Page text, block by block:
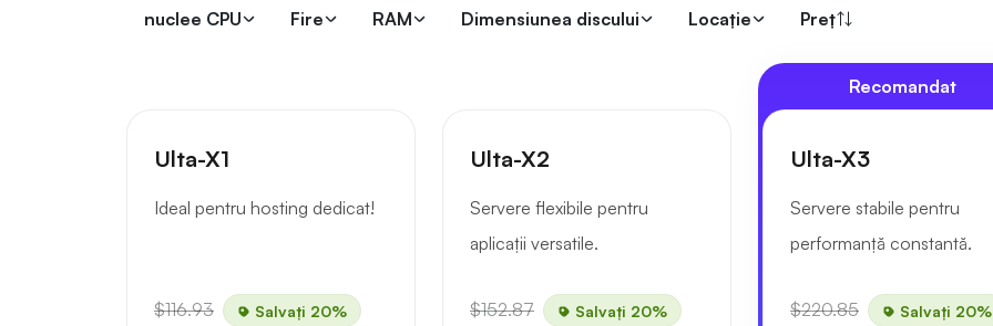
nuclee CPU Fire RAM Dimensiunea discului Locaţie Preț
Ulta-X1
Ideal pentru hosting dedicat!
$116.93 Salvați 20%
Ulta-X2
Servere flexibile pentru
aplicații versatile.
$152.87 Salvați 20%
Recomandat
Ulta-X3
Servere stabile pentru
performanță constantă.
$220.85 Salvați 20%